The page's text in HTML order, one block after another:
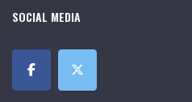
SOCIAL MEDIA